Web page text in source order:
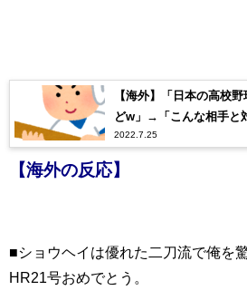
【海外】「日本の高校
どw」→「こんな相手と
すぎワロタww」
2022.7.25
【海外の反応】
■ショウヘイは優れた二刀流で俺を
HR21号おめでとう。